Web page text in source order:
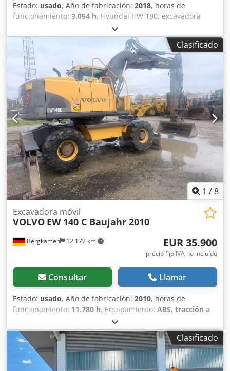
Estado: usado, Año de fabricación: 2018, horas de
funcionamiento: 3.054 h, Hyundai HW 180, excavadora
móvil, año de fabricación: 2018, horas de funcionamiento:
¡solo 3.054 horas!, acoplamiento rápido hidráulico HS10,
fresadora hidráulica, soporte para cuchilla, brazo
ajustable, sistema hidráulico para martillo y cizalla,
cámara a la derecha, a la izquierda y en la parte trasera,
radio, aire acondicionado, motor: [127 kW/173 CV], peso:
18.770 kg, buen estado, ¡lista para usar! Si lo desea, le
ofrecemos una propuesta de arrendamiento o
financiación. El Sr. Mihm (Tel. ) estará encantado de
atenderle. Puede encontrar más información en nuestra
página web. Salvo errores y venta previa. Sistema de
acoplamiento rápido = Más información = Tracción: sobre
ruedas Póngase en contacto con Tobias Ebert para obtener
más información. Dedpozmlmmofx Amyjkr
Clasificado
1 /8
Bergkamen 12.172 km
Excavadora móvil
VOLVO EW 140 C Baujahr 2010
EUR 35.900
precio fijo IVA no incluído
Consultar Llamar
Estado: usado, Año de fabricación: 2010, horas de
funcionamiento: 11.780 h, Equipamiento: ABS, tracción a
, Volvo EXCAVADORA EW140C aire
acondicionado 16.850 kg 91 kW Dkedpfxoyltr Ae Amyor En
excelente estado
Clasificado